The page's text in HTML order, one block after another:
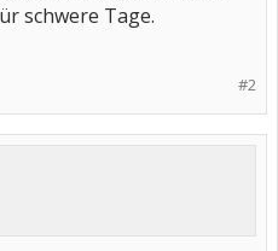
schwere Tage.
#2